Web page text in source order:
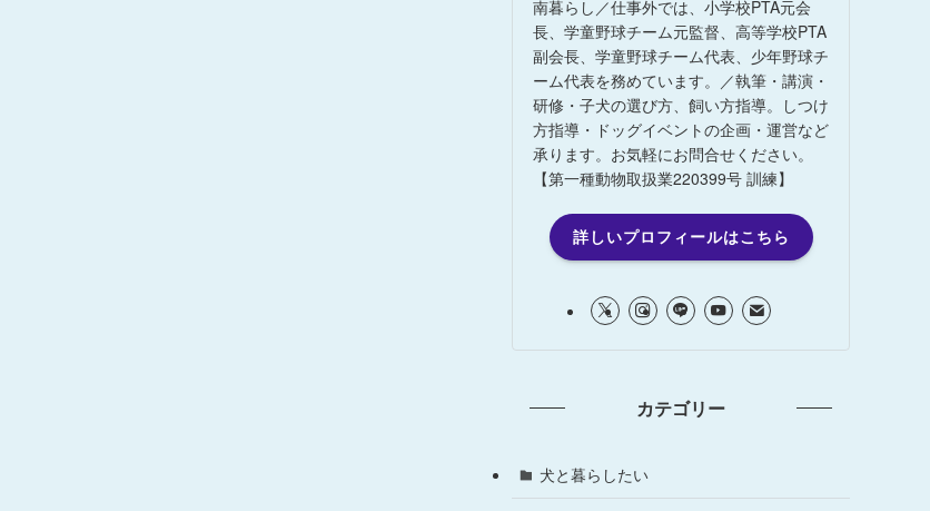
南暮らし／仕事外では、小学校PTA元会
長、学童野球チーム元監督、高等学校PTA
副会長、学童野球チーム代表、少年野球チ
ーム代表を務めています。／執筆・講演・
研修・子犬の選び方、飼い方指導。しつけ
方指導・ドッグイベントの企画・運営など
承ります。お気軽にお問合せください。
【第一種動物取扱業220399号 訓練】
詳しいプロフィールはこちら
カテゴリー
犬と暮らしたい